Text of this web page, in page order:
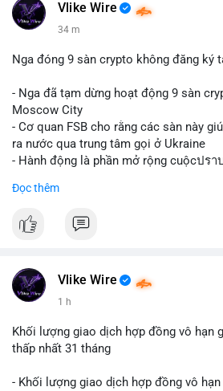
Vlike Wire
34 m
Nga đóng 9 sàn crypto không đăng ký
- Nga đã tạm dừng hoạt động 9 sàn
Moscow City
- Cơ quan FSB cho rằng các sàn này
ra nước qua trung tâm gọi ở Ukraine
- Hành động là phần mở rộng cuộcปร
📰 Nguồn: Cointelegraph
Đọc thêm
Vlike Wire
1 h
Khối lượng giao dịch hợp đồng vô hạn
thấp nhất 31 tháng
- Khối lượng giao dịch hợp đồng vô